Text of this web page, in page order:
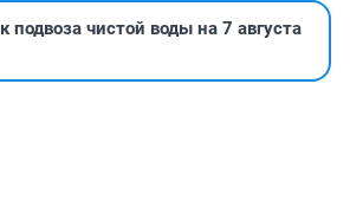
подвоза чистой воды на 7 августа